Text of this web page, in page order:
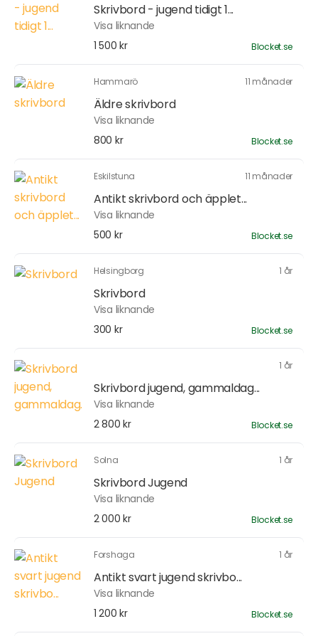
Skrivbord - jugend tidigt 1...
Visa liknande
1 500 kr
Blocket.se
Hammarö 11 månader
Äldre skrivbord
Visa liknande
800 kr
Blocket.se
Eskilstuna 11 månader
Antikt skrivbord och äpplet...
Visa liknande
500 kr
Blocket.se
Helsingborg 1 år
Skrivbord
Visa liknande
300 kr
Blocket.se
1 år
Skrivbord jugend, gammaldag...
Visa liknande
2 800 kr
Blocket.se
Solna 1 år
Skrivbord Jugend
Visa liknande
2 000 kr
Blocket.se
Forshaga 1 år
Antikt svart jugend skrivbo...
Visa liknande
1 200 kr
Blocket.se